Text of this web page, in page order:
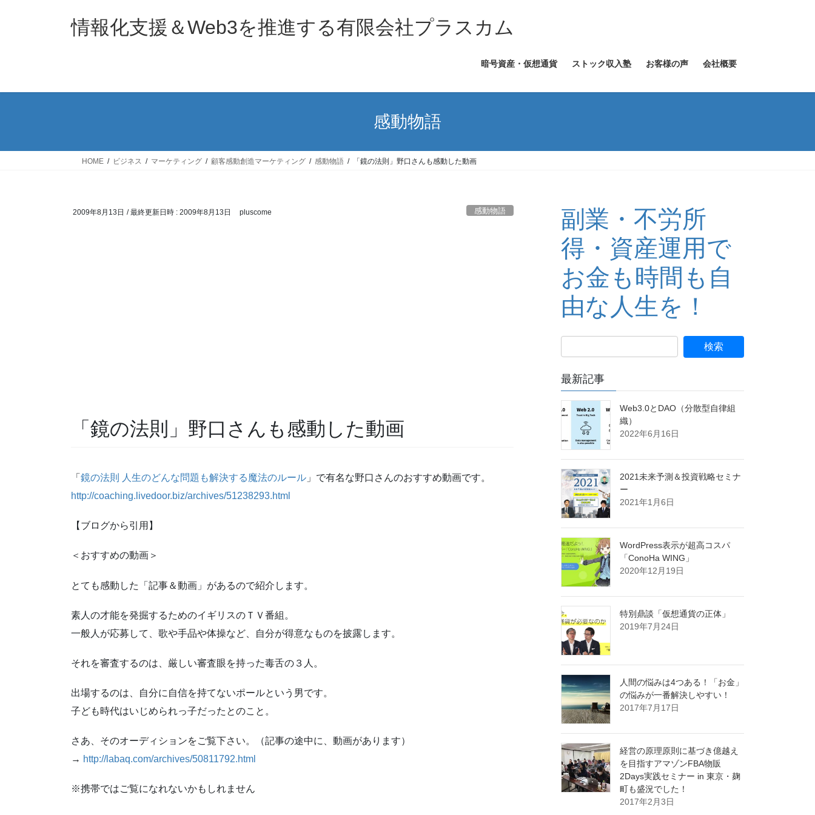
ス
ン
情報化支援＆Web3を推進する有限会社プラスカム
暗号資産・仮想通貨 ストック収入塾 お客様の声 会社概要
感動物語
HOME ビジネス マーケティング 顧客感動創造マーケティング 感動物語 「鏡の法則」野口さんも感動した動画
2009年8月13日 / 最終更新日時 : 2009年8月13日 pluscome 感動物語
「鏡の法則」野口さんも感動した動画
「 鏡の法則 人生のどんな問題も解決する魔法のルール 」で有名な野口さんのおすすめ動画です。
http://coaching.livedoor.biz/archives/51238293.html
【ブログから引用】
＜おすすめの動画＞
とても感動した「記事＆動画」があるので紹介します。
素人の才能を発掘するためのイギリスのＴＶ番組。
一般人が応募して、歌や手品や体操など、自分が得意なものを披露します。
それを審査するのは、厳しい審査眼を持った毒舌の３人。
出場するのは、自分に自信を持てないポールという男です。
子ども時代はいじめられっ子だったとのこと。
さあ、そのオーディションをご覧下さい。（記事の途中に、動画があります）
→ http://labaq.com/archives/50811792.html
※携帯ではご覧になれないかもしれません
副業・不労所
得・資産運用で
お金も時間も自
由な人生を！
最新記事
Web3.0とDAO（分散型自律組
織）
2022年6月16日
2021未来予測＆投資戦略セミナ
ー
2021年1月6日
WordPress表示が超高コスパ
「ConoHa WING」
2020年12月19日
特別鼎談「仮想通貨の正体」
2019年7月24日
人間の悩みは4つある！「お金」
の悩みが一番解決しやすい！
2017年7月17日
経営の原理原則に基づき億越え
を目指すアマゾンFBA物販
2Days実践セミナー in 東京・麹
町も盛況でした！
2017年2月3日